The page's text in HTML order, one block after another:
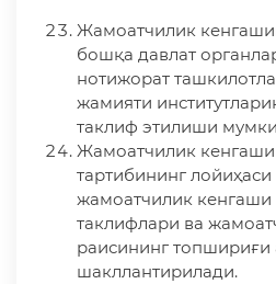
Жамоатчилик
бошқа давлат
нотижорат
жамияти
таклиф этилиши
Жамоатчилик
тартибининг
жамоатчилик кенгаши
таклифлари ва
раисининг топшириғи
шакллантирилади.